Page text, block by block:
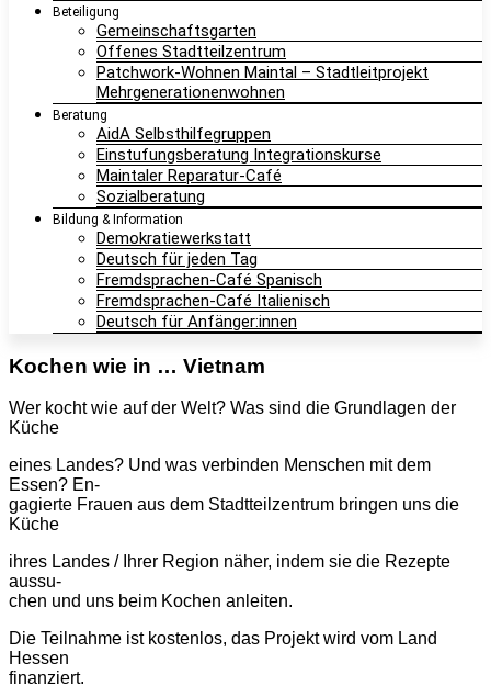
Beteiligung
Gemeinschaftsgarten
Offenes Stadtteilzentrum
Patchwork-Wohnen Maintal – Stadtleitprojekt
Mehrgenerationenwohnen
Beratung
AidA Selbsthilfegruppen
Einstufungsberatung Integrationskurse
Maintaler Reparatur-Café
Sozialberatung
Bildung & Information
Demokratiewerkstatt
Deutsch für jeden Tag
Fremdsprachen-Café Spanisch
Fremdsprachen-Café Italienisch
Deutsch für Anfänger:innen
Kochen wie in … Vietnam
Wer kocht wie auf der Welt? Was sind die Grundlagen der
Küche
eines Landes? Und was verbinden Menschen mit dem
Essen? En-
gagierte Frauen aus dem Stadtteilzentrum bringen uns die
Küche
ihres Landes / Ihrer Region näher, indem sie die Rezepte
aussu-
chen und uns beim Kochen anleiten.
Die Teilnahme ist kostenlos, das Projekt wird vom Land
Hessen
finanziert.